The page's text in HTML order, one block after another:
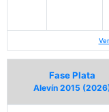
Fase Plata
Alevín 2015